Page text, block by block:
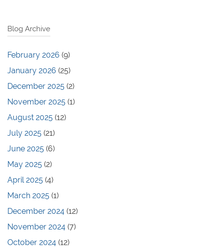
Blog Archive
February 2026 (9)
January 2026 (25)
December 2025 (2)
November 2025 (1)
August 2025 (12)
July 2025 (21)
June 2025 (6)
May 2025 (2)
April 2025 (4)
March 2025 (1)
December 2024 (12)
November 2024 (7)
October 2024 (12)